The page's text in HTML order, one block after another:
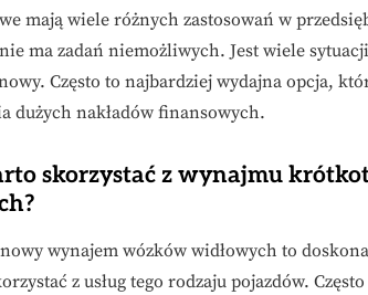
mają wiele różnych zastosowań w
ma zadań niemożliwych. Jest wiele
Często to najbardziej wydajna opcja,
dużych nakładów finansowych.
skorzystać z wynajmu
wynajem wózków widłowych to
z usług tego rodzaju pojazdów.